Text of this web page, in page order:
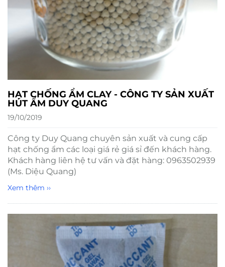
HẠT CHỐNG ẨM CLAY - CÔNG TY SẢN XUẤT
HÚT ẨM DUY QUANG
19/10/2019
Công ty Duy Quang chuyên sản xuất và cung cấp
hạt chống ẩm các loại giá rẻ giá sỉ đến khách hàng.
Khách hàng liên hệ tư vấn và đặt hàng: 0963502939
(Ms. Diệu Quang)
Xem thêm ››